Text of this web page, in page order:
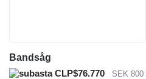
Bandsåg
CLP$76.770
SEK 800